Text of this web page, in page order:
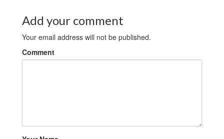
Add your comment
Your email address will not be published.
Comment